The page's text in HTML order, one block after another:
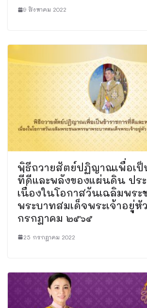
9 สิงหาคม 2022
พิธีถวายสัตย์ปฏิญาณเพื่อเป็
ที่ดีและพลังของแผ่นดิน ปร
เนื่องในโอกาสวันเฉลิมพร
พระบาทสมเด็จพระเจ้าอยู่หั
กรกฎาคม ๒๕๖๕
25 กรกฎาคม 2022